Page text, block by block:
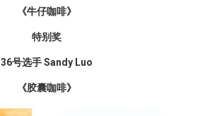
《牛仔咖啡》
特别奖
36号选手 Sandy Luo
《胶囊咖啡》